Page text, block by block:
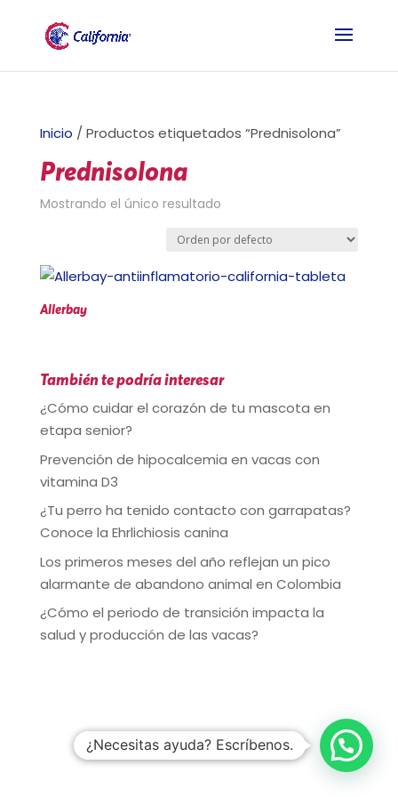
Inicio / Productos etiquetados “Prednisolona”
Prednisolona
Mostrando el único resultado
Allerbay
También te podría interesar
¿Cómo cuidar el corazón de tu mascota en
etapa senior?
Prevención de hipocalcemia en vacas con
vitamina D3
¿Tu perro ha tenido contacto con garrapatas?
Conoce la Ehrlichiosis canina
Los primeros meses del año reflejan un pico
alarmante de abandono animal en Colombia
¿Cómo el periodo de transición impacta la
salud y producción de las vacas?
¿Necesitas ayuda? Escríbenos.